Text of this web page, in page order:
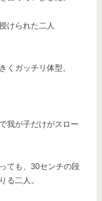
けられた二人
くガッチリ体型。
我が子だけがスロー
ても、30センチの段
る二人。